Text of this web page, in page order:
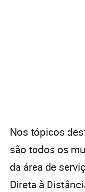
Nos tópicos
são todos os
da área de
Direta à